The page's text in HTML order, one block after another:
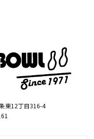
東12丁目316-4